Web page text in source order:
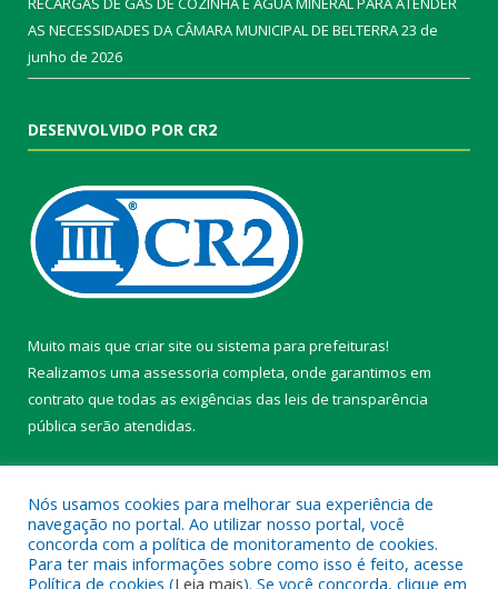
AS NECESSIDADES DA CÂMARA MUNICIPAL DE BELTERRA23 de
junho de 2026
DESENVOLVIDO POR CR2
Muito mais que criar site ou sistema para prefeituras!
Realizamos uma assessoria completa, onde garantimos em
contrato que todas as exigências das leis de transparência
pública serão atendidas.
Nós usamos cookies para melhorar sua experiência de
navegação no portal. Ao utilizar nosso portal, você
concorda com a política de monitoramento de cookies.
Para ter mais informações sobre como isso é feito, acesse
Política de cookies (Leia mais). Se você concorda, clique em